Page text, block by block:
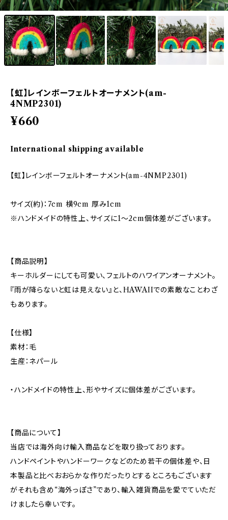
【虹】レインボーフェルトオーナメント(am-
4NMP2301)
¥660
International shipping available
【虹】レインボーフェルトオーナメント(am-4NMP2301)
サイズ(約)：7cm 横9cm 厚み1cm
※ハンドメイドの特性上、サイズに1〜2cm個体差がございます。
【商品説明】
キーホルダーにしても可愛い、フェルトのハワイアンオーナメント。
『雨が降らないと虹は見えない』と、HAWAIIでの素敵なことわざ
もあります。
【仕様】
素材：毛
生産：ネパール
・ハンドメイドの特性上、形やサイズに個体差がございます。
【商品について】
当店では海外向け輸入商品などを取り扱っております。
ハンドペイントやハンドーワークなどのため若干の個体差や、日
本製品と比べおおらかな作りだったりとするところもございます
がそれも含め“海外っぽさ”であり、輸入雑貨商品を愛でていただ
けましたら幸いです。